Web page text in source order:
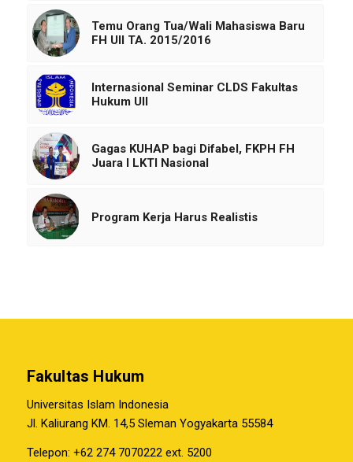
Temu Orang Tua/Wali Mahasiswa Baru
FH UII TA. 2015/2016
Internasional Seminar CLDS Fakultas
Hukum UII
Gagas KUHAP bagi Difabel, FKPH FH
Juara I LKTI Nasional
Program Kerja Harus Realistis
Fakultas Hukum
Universitas Islam Indonesia
Jl. Kaliurang KM. 14,5 Sleman Yogyakarta 55584
Telepon: +62 274 7070222 ext. 5200